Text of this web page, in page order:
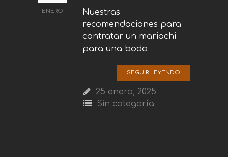
ENERO
Nuestras
recomendaciones para
contratar un mariachi
para una boda
SEGUIR LEYENDO
25 enero, 2025
Sin categoría